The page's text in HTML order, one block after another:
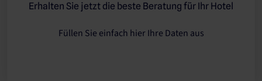
Erhalten Sie jetzt die beste Beratung für Ihr Hotel
Füllen Sie einfach hier Ihre Daten aus